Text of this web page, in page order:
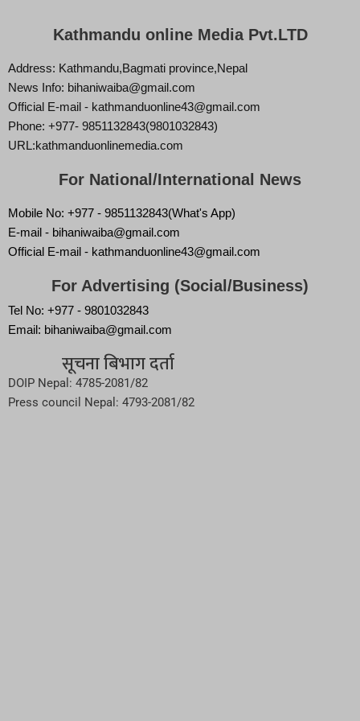
Kathmandu online Media Pvt.LTD
Address: Kathmandu,Bagmati province,Nepal
News Info: bihaniwaiba@gmail.com
Official E-mail - kathmanduonline43@gmail.com
Phone: +977- 9851132843(9801032843)
URL:kathmanduonlinemedia.com
For National/International News
Mobile No: +977 - 9851132843(What's App)
E-mail - bihaniwaiba@gmail.com
Official E-mail - kathmanduonline43@gmail.com
For Advertising (Social/Business)
Tel No: +977 - 9801032843
Email: bihaniwaiba@gmail.com
सूचना बिभाग दर्ता
DOIP Nepal: 4785-2081/82
Press council Nepal: 4793-2081/82